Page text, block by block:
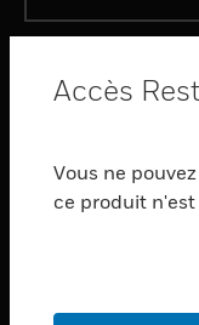
toggle view
SERVICES
toggle view
Accès
Vous ne
ce produit